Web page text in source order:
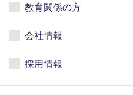
教育関係の方
会社情報
採用情報